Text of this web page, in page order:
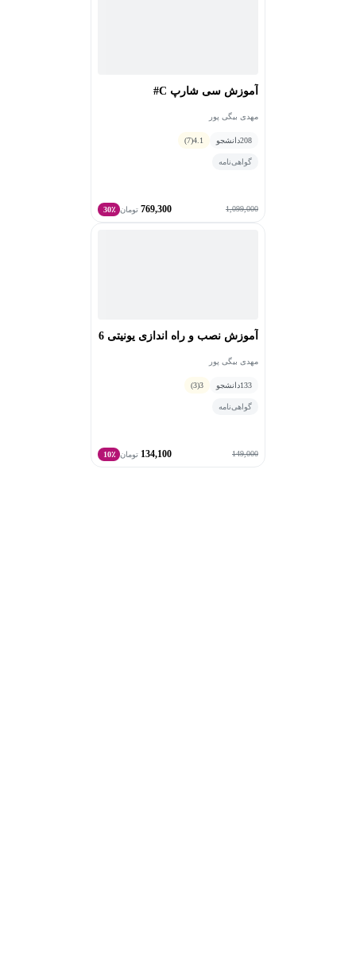
آموزش سی شارپ C#
مهدی بیگی پور
208دانشجو 4.1
(7)
گواهی‌نامه
1,099,000
769,300 تومان 30٪
آموزش نصب و راه اندازی یونیتی 6
مهدی بیگی پور
133دانشجو 3
(3)
گواهی‌نامه
149,000
134,100 تومان 10٪